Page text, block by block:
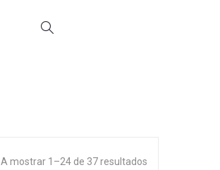
A mostrar 1–24 de 37 resultados